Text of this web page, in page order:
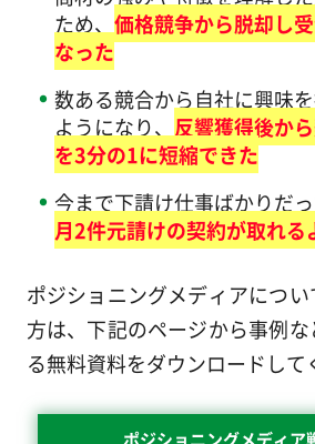
ため、 価格競争から脱却し
なった
数ある競合から自社に興味
ようになり、 反響獲得後か
を3分の1に短縮できた
今まで下請け仕事ばかりだっ
月2件元請けの契約が取れる
ポジショニングメディアにつ
方は、下記のページから事例
る無料資料をダウンロードして
ポジショニングメディア